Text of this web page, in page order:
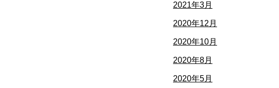
2021年3月
2020年12月
2020年10月
2020年8月
2020年5月